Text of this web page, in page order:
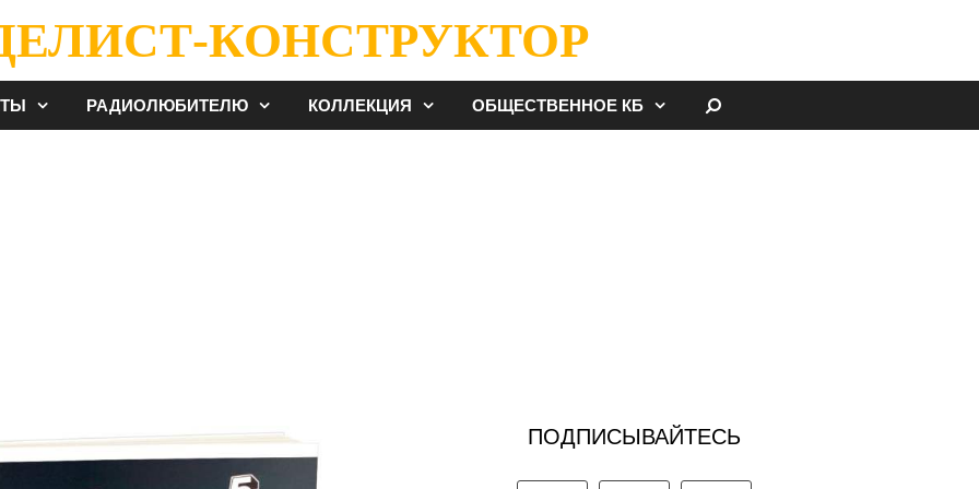
КОНСТРУКТОР
РАДИОЛЮБИТЕЛЮ КОЛЛЕКЦИЯ ОБЩЕСТВЕННОЕ КБ
ПОДПИСЫВАЙТЕСЬ